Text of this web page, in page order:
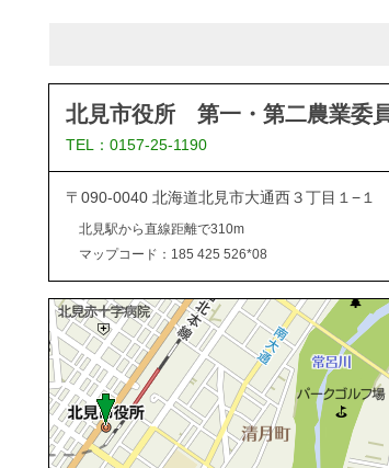
北見市役所 第一・第二農業委
TEL：0157-25-1190
〒090-0040 北海道北見市大通西３丁目１−１
北見駅から直線距離で310m
マップコード：185 425 526*08